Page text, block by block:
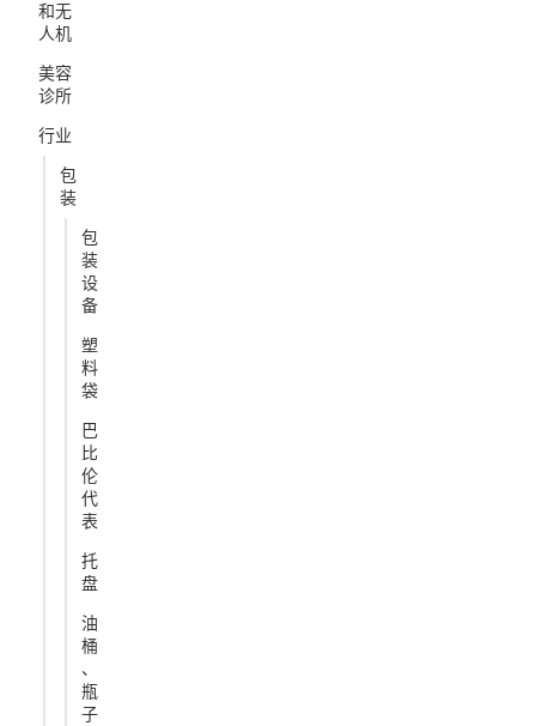
和无
人机
美容
诊所
行业
包
装
包
装
设
备
塑
料
袋
巴
比
伦
代
表
托
盘
油
桶
、
瓶
子